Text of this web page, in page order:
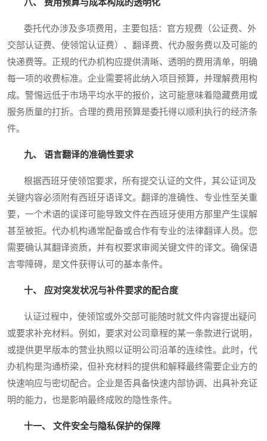
八、 费用预算与成本构成的透明化
委托代办涉及多项费用，主要包括：官方规费（公证费、外
交部认证费、使领馆认证费）、翻译费、代办服务费以及可能的
快递费等。正规的代办机构应提供清晰、透明的费用清单，明确
每一项的收费标准。企业需要将此纳入项目预算，并理解费用构
成。警惕远低于市场平均水平的报价，这可能意味着隐藏费用或
服务质量的打折。合理的费用预算是委托得以顺利执行的经济条
件。
九、 语言翻译的准确性要求
根据西班牙使领馆要求，所有提交认证的文件，其公证词及
关键内容必须附有西班牙语译文。翻译的准确性、专业性至关重
要，一个术语的误译可能导致文件在西班牙使用方那里产生误解
甚至被拒。代办机构通常配备或合作有专业的法律翻译人员。您
需要确认其翻译资质，并有权要求审阅关键文件的译文。确保语
言零障碍，是文件获得认可的基本条件。
十、 应对突发状况与补件要求的配合度
认证过程中，使领馆或外交部可能随时就文件内容提出疑问
或要求补充材料。例如，要求对公司章程的某一条款进行说明，
或提供更早版本的营业执照以证明公司沿革的连续性。此时，代
办机构是沟通桥梁，但补充材料的提供和解释最终需要企业方的
快速响应与密切配合。企业是否具备快速内部协调、出具补充证
明的能力，也是影响最终成败的隐性条件。
十一、 文件安全与隐私保护的保障